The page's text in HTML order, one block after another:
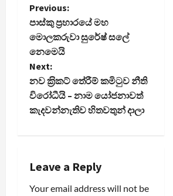
P
o
s
t
n
v
i
Previous:
පාස්කු ප්‍රහාරයේ මහ
මොලකරුවා සුරේෂ් සලේ
නෙමෙයි
Next:
නව ක‍්‍රිකට් තේරීම් කමිටුව නීති
විරෝධීයි – නාම යෝජනාවත්
කැදවන්නැතිව හිතවතුන් දාලා
Leave a Reply
Your email address will not be